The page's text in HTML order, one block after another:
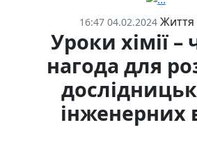
16:47 04.02.2024
Уроки хімії –
нагода для
інженерних